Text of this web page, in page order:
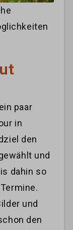
paar
in
den
und
dahin so
und
den